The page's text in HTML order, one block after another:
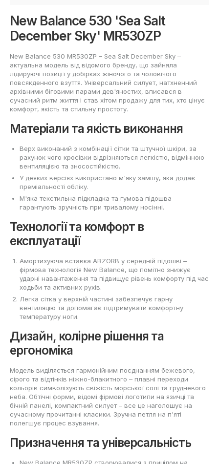
New Balance 530 'Sea Salt
December Sky' MR530ZP
New Balance 530 MR530ZP – Sea Salt December Sky –
актуальна модель від відомого бренду, що зайняла
лідируючі позиції у добірках жіночого та чоловічого
повсякденного взуття. Універсальний силует, натхненний
архівними біговими парами дев'яностих, вписався в
сучасний ритм життя і став хітом продажу для тих, хто цінує
комфорт, якість та стильну простоту.
Матеріали та якість виконання
Верх виконаний з комбінації сітки та штучної шкіри, за
рахунок чого кросівки відрізняються легкістю, відмінною
вентиляцією та зносостійкістю.
У деяких версіях використано м'яку замшу, яка додає
преміальності обліку.
М'яка текстильна підкладка та гумова підошва
гарантують зручність при тривалому носінні.
Технології та комфорт в
експлуатації
Амортизуюча вставка ABZORB у середній підошві –
фірмова технологія New Balance, що помітно знижує
ударні навантаження та підвищує рівень комфорту під час
ходьби та активних рухів.
Легка сітка у верхній частині забезпечує гарну
вентиляцію та допомагає підтримувати комфортну
температуру ноги.
Дизайн, колірне рішення та
ергономіка
Модель виділяється гармонійним поєднанням бежевого,
сірого та відтінків ніжно-блакитного – плавні переходи
кольорів символізують свіжість морської солі та грудневого
неба. Обтічні форми, відомі фірмові логотипи на язичці та
бічній панелі, компактний силует – все це наголошує на
сучасному прочитанні класики. Зручна петля на п'яті
полегшує процес взування.
Призначення та універсальність
New Balance MR530ZP створювалися з прицілом на